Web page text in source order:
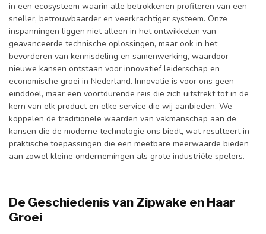
in een ecosysteem waarin alle betrokkenen profiteren van een
sneller, betrouwbaarder en veerkrachtiger systeem. Onze
inspanningen liggen niet alleen in het ontwikkelen van
geavanceerde technische oplossingen, maar ook in het
bevorderen van kennisdeling en samenwerking, waardoor
nieuwe kansen ontstaan voor innovatief leiderschap en
economische groei in Nederland. Innovatie is voor ons geen
einddoel, maar een voortdurende reis die zich uitstrekt tot in de
kern van elk product en elke service die wij aanbieden. We
koppelen de traditionele waarden van vakmanschap aan de
kansen die de moderne technologie ons biedt, wat resulteert in
praktische toepassingen die een meetbare meerwaarde bieden
aan zowel kleine ondernemingen als grote industriële spelers.
De Geschiedenis van Zipwake en Haar
Groei